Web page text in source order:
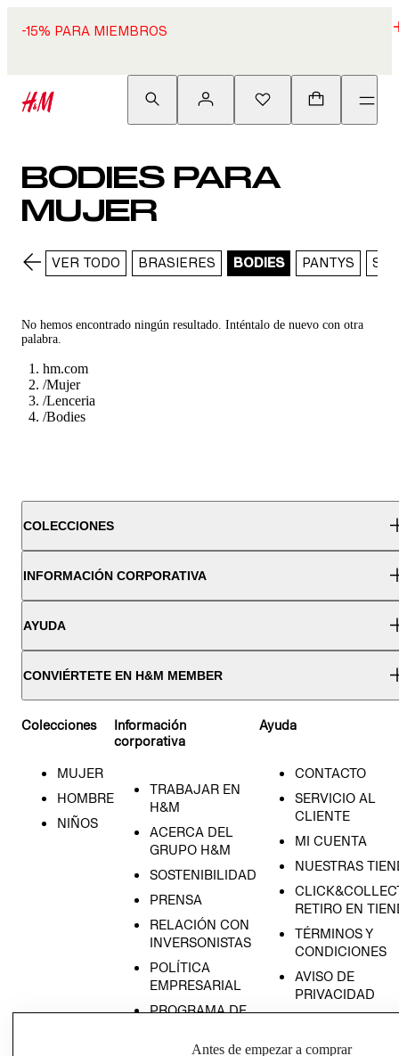
-15% PARA MIEMBROS
BODIES PARA
MUJER
VER TODO BRASIERES BODIES PANTYS SIN
No hemos encontrado ningún resultado. Inténtalo de nuevo con otra
palabra.
hm.com
/Mujer
/Lenceria
/Bodies
COLECCIONES
INFORMACIÓN CORPORATIVA
AYUDA
CONVIÉRTETE EN H&M MEMBER
Colecciones
MUJER
HOMBRE
NIÑOS
Información
corporativa
TRABAJAR EN
H&M
ACERCA DEL
GRUPO H&M
SOSTENIBILIDAD
PRENSA
RELACIÓN CON
INVERSONISTAS
POLÍTICA
EMPRESARIAL
PROGRAMA DE
Y ÉTICA
Ayuda
CONTACTO
SERVICIO AL
CLIENTE
MI CUENTA
NUESTRAS
RETIRO EN
TÉRMINOS Y
CONDICIONES
AVISO DE
PRIVACIDAD
AVISO DE
Antes de empezar a comprar